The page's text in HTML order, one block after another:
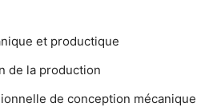
et productique
de la production
de conception mécanique